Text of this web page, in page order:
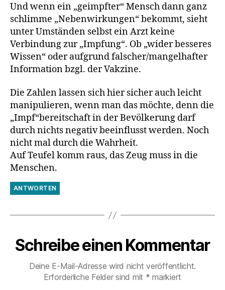
Und wenn ein „geimpfter“ Mensch dann ganz
schlimme „Nebenwirkungen“ bekommt, sieht
unter Umständen selbst ein Arzt keine
Verbindung zur „Impfung“. Ob „wider besseres
Wissen“ oder aufgrund falscher/mangelhafter
Information bzgl. der Vakzine.
Die Zahlen lassen sich hier sicher auch leicht
manipulieren, wenn man das möchte, denn die
„Impf“bereitschaft in der Bevölkerung darf
durch nichts negativ beeinflusst werden. Noch
nicht mal durch die Wahrheit.
Auf Teufel komm raus, das Zeug muss in die
Menschen.
ANTWORTEN
Schreibe einen Kommentar
Deine E-Mail-Adresse wird nicht veröffentlicht.
Erforderliche Felder sind mit * markiert